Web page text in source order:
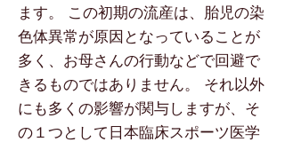
ます。 この初期の流産は、胎児の染
色体異常が原因となっていることが
多く、お母さんの行動などで回避で
きるものではありません。 それ以外
にも多くの影響が関与しますが、そ
の１つとして日本臨床スポーツ医学